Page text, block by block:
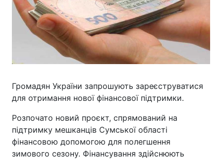
Громадян України запрошують зареєструватися
для отримання нової фінансової підтримки.
Розпочато новий проєкт, спрямований на
підтримку мешканців Сумської області
фінансовою допомогою для полегшення
зимового сезону. Фінансування здійснюють